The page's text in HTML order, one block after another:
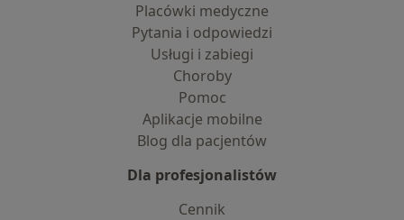
Placówki medyczne
Pytania i odpowiedzi
Usługi i zabiegi
Choroby
Pomoc
Aplikacje mobilne
Blog dla pacjentów
Dla profesjonalistów
Cennik